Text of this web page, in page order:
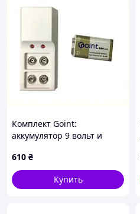
Комплект Goint:
аккумулятор 9 вольт и
Джіабао, 16K50P169
610 ₴
Купить